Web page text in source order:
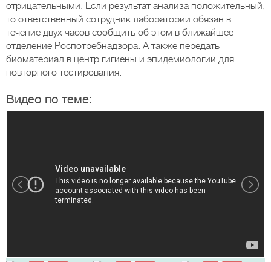
отрицательными. Если результат анализа положительный,
то ответственный сотрудник лаборатории обязан в
течение двух часов сообщить об этом в ближайшее
отделение Роспотребнадзора. А также передать
биоматериал в центр гигиены и эпидемиологии для
повторного тестирования.
Видео по теме: